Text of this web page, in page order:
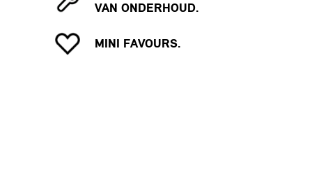
VAN ONDERHOUD.
MINI FAVOURS.